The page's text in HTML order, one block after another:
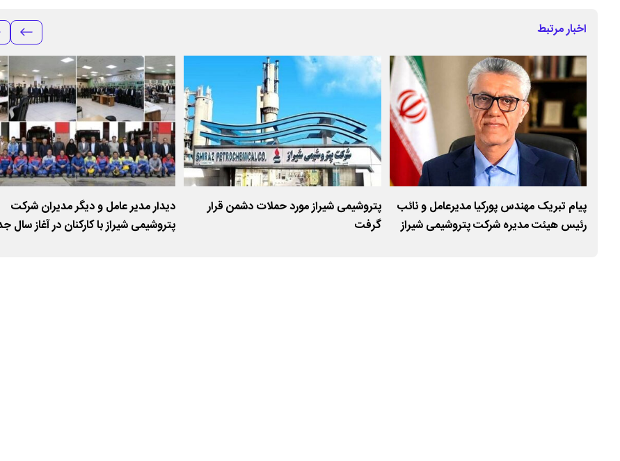
اخبار مرتبط
پیام تبریک مهندس پورکیا مدیرعامل و نائب
رئیس هیئت مدیره شرکت پتروشیمی شیراز
پتروشیمی شیراز مورد حملات دشمن قرار
گرفت
دیدار مدیر عامل و دیگر مدیران شرکت
پتروشیمی شیراز با کارکنان در آغاز سال